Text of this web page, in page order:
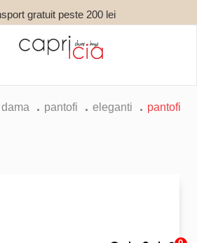
gratuit peste 200 lei
pantofi eleganti
pantofi